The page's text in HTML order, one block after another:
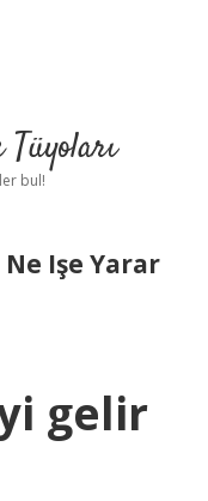
bul!
Işe Yarar
gelir